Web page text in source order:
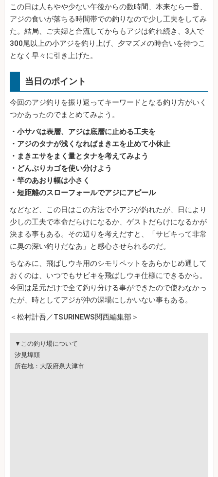
この日は人もやや少ない午後からの数時間、本来なら一番、
アジの食いが落ちる時間帯での釣りなので少し工夫をしてみ
た。結局、ご夫婦と合流してからもアジは釣れ続き、3人で
300尾以上の小アジを釣り上げ、夕マズメの時合いを待つこ
となく早々に引き上げた。
当日のポイント
今回のアジ釣りを振り返ってキーワードとなる釣り方がいく
つかあったのでまとめてみよう。
・小サバは表層、アジは底層に止める工夫を
・アジのタナが浅くなればまきエを止めて小休止
・まきエサをまく量とタナを考えてみよう
・どんぶりカゴを使い分けよう
・竿のあおり幅は小さく
・短距離のスローフォールでアジにアピール
などなど、この日はこの方法で小アジが釣れたが、日により
少しの工夫で本命だらけになるか、ゲストだらけになるかが
決まる事もある。その辺りを考えだすと、「サビキって非常
に奥の深い釣りだなあ」と感心させられるのだ。
ちなみに、飛ばしウキ用のシモリペットをあらかじめ通して
おくのは、いつでもサビキを飛ばしウキ仕様にできるから。
今回は足元だけで全て釣り分ける事ができたので使わなかっ
たが、時としてアジが沖の深場にしかいない事もある。
＜松村計吾／TSURINEWS関西編集部＞
▼この釣り場について
汐見埠頭
所在地：大阪府泉大津市